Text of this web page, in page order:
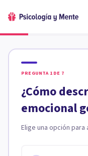
PREGUNTA 1 DE 7
¿Cómo
emocional
Elige una opción para